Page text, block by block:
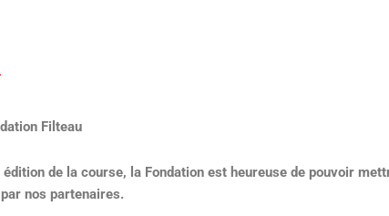
Filteau
édition de la course, la Fondation est heureuse de pouvoir
nos partenaires.